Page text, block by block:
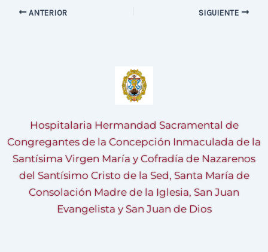
ANTERIOR SIGUIENTE
Hospitalaria Hermandad Sacramental de
Congregantes de la Concepción Inmaculada de la
Santísima Virgen María y Cofradía de Nazarenos
del Santísimo Cristo de la Sed, Santa María de
Consolación Madre de la Iglesia, San Juan
Evangelista y San Juan de Dios